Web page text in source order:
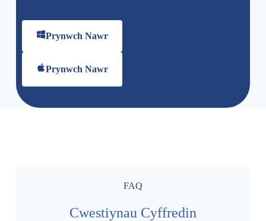
Prynwch Nawr
Prynwch Nawr
FAQ
Cwestiynau Cyffredin